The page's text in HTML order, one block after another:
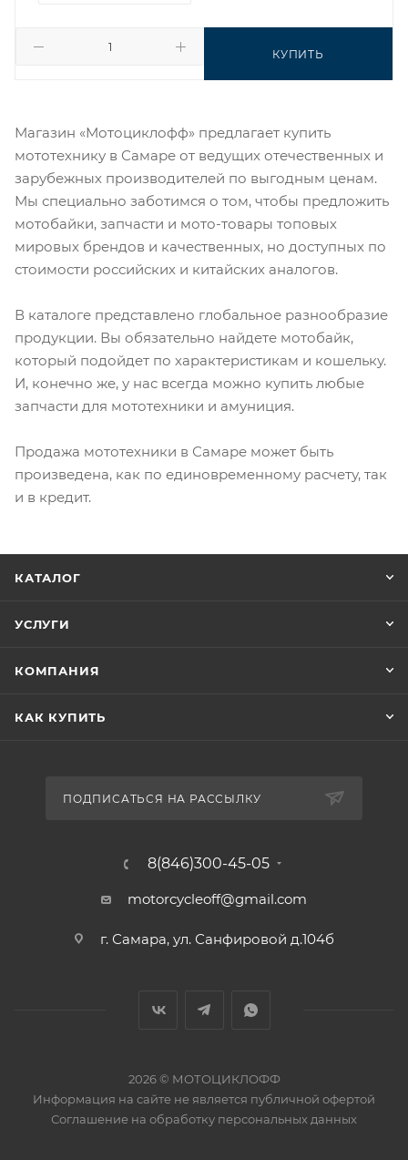
КУПИТЬ
Магазин «Мотоциклофф» предлагает купить
мототехнику в Самаре от ведущих отечественных и
зарубежных производителей по выгодным ценам.
Мы специально заботимся о том, чтобы предложить
мотобайки, запчасти и мото-товары топовых
мировых брендов и качественных, но доступных по
стоимости российских и китайских аналогов.
В каталоге представлено глобальное разнообразие
продукции. Вы обязательно найдете мотобайк,
который подойдет по характеристикам и кошельку.
И, конечно же, у нас всегда можно купить любые
запчасти для мототехники и амуниция.
Продажа мототехники в Самаре может быть
произведена, как по единовременному расчету, так
и в кредит.
КАТАЛОГ
УСЛУГИ
КОМПАНИЯ
КАК КУПИТЬ
ПОДПИСАТЬСЯ НА РАССЫЛКУ
8(846)300-45-05
motorcycleoff@gmail.com
г. Самара, ул. Санфировой д.104б
2026 © МОТОЦИКЛОФФ
Информация на сайте не является публичной офертой
Соглашение на обработку персональных данных